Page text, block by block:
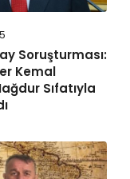
Soruşturması:
Kemal
Sıfatıyla